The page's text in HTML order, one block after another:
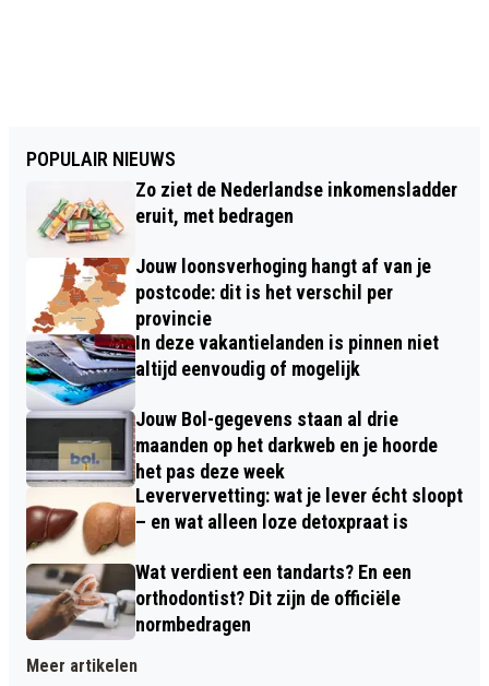
POPULAIR NIEUWS
Zo ziet de Nederlandse inkomensladder
eruit, met bedragen
Jouw loonsverhoging hangt af van je
postcode: dit is het verschil per
provincie
In deze vakantielanden is pinnen niet
altijd eenvoudig of mogelijk
Jouw Bol-gegevens staan al drie
maanden op het darkweb en je hoorde
het pas deze week
Leververvetting: wat je lever écht sloopt
– en wat alleen loze detoxpraat is
Wat verdient een tandarts? En een
orthodontist? Dit zijn de officiële
normbedragen
Meer artikelen